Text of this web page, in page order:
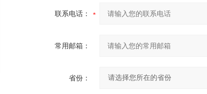
联系电话：
常用邮箱：
省份：